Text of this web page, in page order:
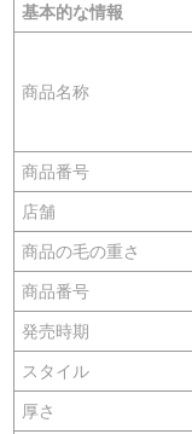
基本的な情報
商品名称
商品番号
店舗
商品の毛の重さ
商品番号
発売時期
スタイル
厚さ